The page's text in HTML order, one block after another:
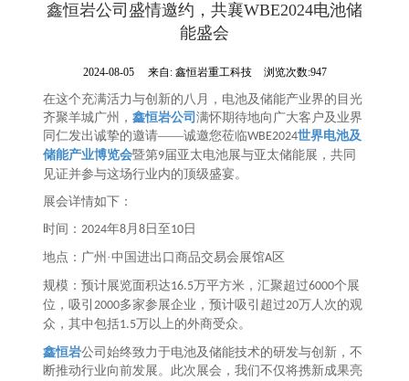
鑫恒岩公司盛情邀约，共襄WBE2024电池储
能盛会
2024-08-05 来自: 鑫恒岩重工科技 浏览次数:947
在这个充满活力与创新的八月，电池及储能产业界的目光
齐聚羊城广州，鑫恒岩公司满怀期待地向广大客户及业界
同仁发出诚挚的邀请——诚邀您莅临WBE2024世界电池及
储能产业博览会暨第9届亚太电池展与亚太储能展，共同
见证并参与这场行业内的顶级盛宴。
展会详情如下：
时间：2024年8月8 日至 10 日
地点：广州 ·中国进出口商品交易会展馆A 区
规模：预计展览面积达16.5万平方米，汇聚超过6000个展
位，吸引2000多家参展企业，预计吸引超过20万人次的观
众，其中包括1.5万以上的外商受众。
鑫恒岩公司始终致力于电池及储能技术的研发与创新，不
断推动行业向前发展。此次展会，我们不仅将携新成果亮